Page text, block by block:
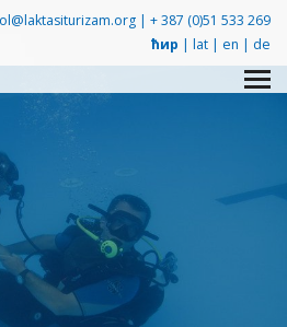
| + 387 (0)51 533 269
ћир | lat | en | de